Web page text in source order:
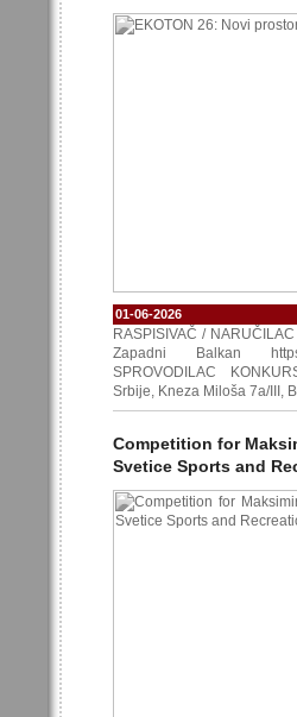
01-06-2026
RASPISIVAČ /
Zapadni Balkan
SPROVODILAC
Srbije, Kneza Miloša 7a/III,
Competition for
Svetice Sports and